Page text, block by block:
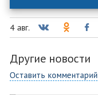
4 авг.
Другие новости
Оставить комментарий